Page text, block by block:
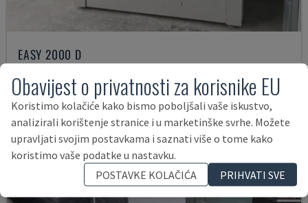
EASY 2000 D
POLJSKA 2009
57.000 €
Obavijest o privatnosti za korisnike EU
Koristimo kolačiće kako bismo poboljšali vaše iskustvo,
analizirali korištenje stranice i u marketinške svrhe. Možete
upravljati svojim postavkama i saznati više o tome kako
koristimo vaše podatke u nastavku.
POSTAVKE KOLAČIĆA
PRIHVATI SVE